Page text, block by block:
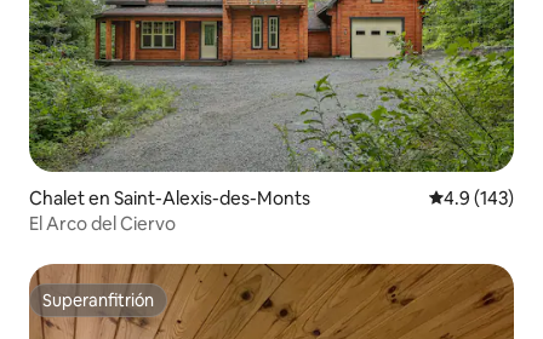
Chalet en Saint-Alexis-des-Monts Calificación
4.9 (143)
El Arco del Ciervo
Superanfitrión
Superanfitrión